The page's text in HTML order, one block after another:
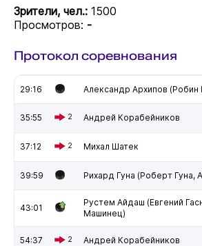
Зрители, чел.: 1500
Просмотров: -
Протокол соревнования
29:16 Александр Архипов (Робин
35:55 2 Андрей Корабейников
37:12 2 Михал Шатек
39:59 Рихард Гуна (Роберт Гуна,
43:01
Рустем Айдаш (Евгений
Машинец)
54:37 2 Андрей Корабейников